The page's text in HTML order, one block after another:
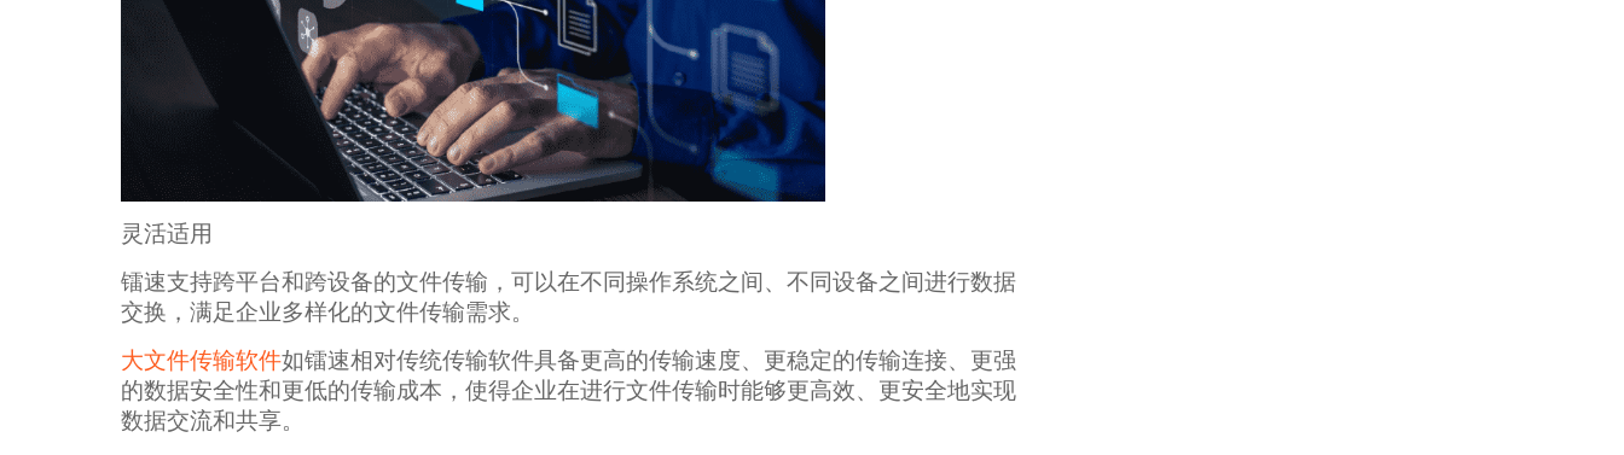
灵活适用
镭速支持跨平台和跨设备的文件传输，可以在不同操作系统之间、不同设备之间进行数据
交换，满足企业多样化的文件传输需求。
大文件传输软件如镭速相对传统传输软件具备更高的传输速度、更稳定的传输连接、更强
的数据安全性和更低的传输成本，使得企业在进行文件传输时能够更高效、更安全地实现
数据交流和共享。